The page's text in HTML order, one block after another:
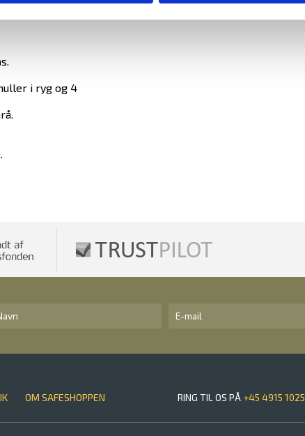
i ryg og 4
OM SAFESHOPPEN RING TIL OS PÅ +45 4915 1025